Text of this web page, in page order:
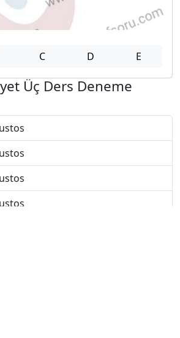
C D E
Üç Ders Deneme